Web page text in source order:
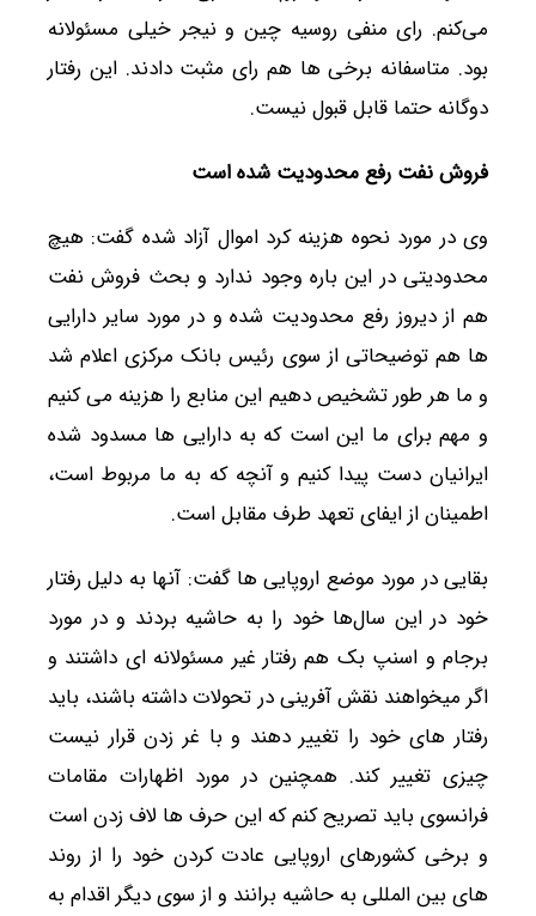
می‌کنم. رای منفی روسیه چین و نیجر خیلی مسئولانه
بود. متاسفانه برخی ها هم رای مثبت دادند. این رفتار
دوگانه حتما قابل قبول نیست.
فروش نفت رفع محدودیت شده است
وی در مورد نحوه هزینه کرد اموال آزاد شده گفت: هیچ
محدودیتی در این باره وجود ندارد و بحث فروش نفت
هم از دیروز رفع محدودیت شده و در مورد سایر دارایی
ها هم توضیحاتی از سوی رئیس بانک مرکزی اعلام شد
و ما هر طور تشخیص دهیم این منابع را هزینه می کنیم
و مهم برای ما این است که به دارایی ها مسدود شده
ایرانیان دست پیدا کنیم و آنچه که به ما مربوط است،
اطمینان از ایفای تعهد طرف مقابل است.
بقایی در مورد موضع اروپایی ها گفت: آنها به دلیل رفتار
خود در این سال‌ها خود را به حاشیه بردند و در مورد
برجام و اسنپ بک هم رفتار غیر مسئولانه ای داشتند و
اگر میخواهند نقش آفرینی در تحولات داشته باشند، باید
رفتار های خود را تغییر دهند و با غر زدن قرار نیست
چیزی تغییر کند. همچنین در مورد اظهارات مقامات
فرانسوی باید تصریح کنم که این حرف ها لاف زدن است
و برخی کشورهای اروپایی عادت کردن خود را از روند
های بین المللی به حاشیه برانند و از سوی دیگر اقدام به